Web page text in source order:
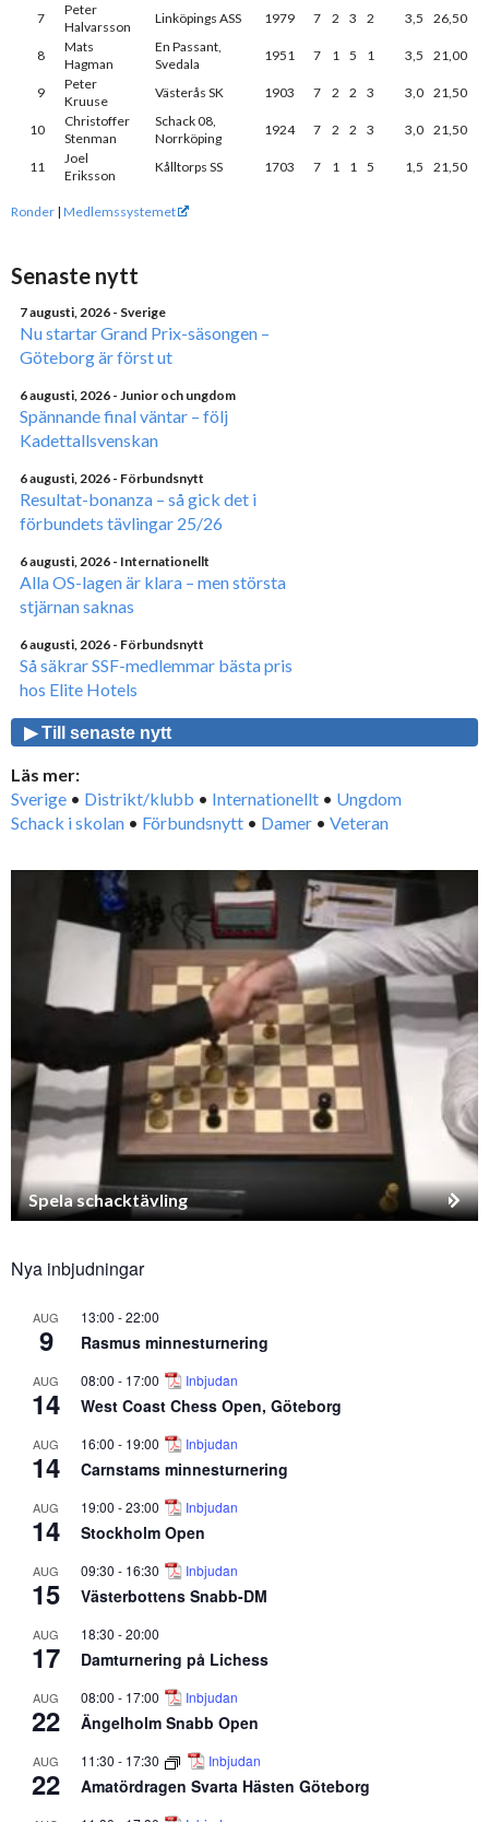
7
Peter
Halvarsson
Linköpings ASS 1979 7 2 3 2 3,5 26,50
8
Mats
Hagman
En Passant,
Svedala
1951 7 1 5 1 3,5 21,00
9
Peter
Kruuse
Västerås SK 1903 7 2 2 3 3,0 21,50
10
Christoffer
Stenman
Schack 08,
Norrköping
1924 7 2 2 3 3,0 21,50
11
Joel
Eriksson
Kålltorps SS 1703 7 1 1 5 1,5 21,50
Ronder | Medlemssystemet
Senaste nytt
7 augusti, 2026 - Sverige
Nu startar Grand Prix-säsongen –
Göteborg är först ut
6 augusti, 2026 - Junior och ungdom
Spännande final väntar – följ
Kadettallsvenskan
6 augusti, 2026 - Förbundsnytt
Resultat-bonanza – så gick det i
förbundets tävlingar 25/26
6 augusti, 2026 - Internationellt
Alla OS-lagen är klara – men största
stjärnan saknas
6 augusti, 2026 - Förbundsnytt
Så säkrar SSF-medlemmar bästa pris
hos Elite Hotels
▶ Till senaste nytt
Läs mer:
Sverige • Distrikt/klubb • Internationellt • Ungdom
Schack i skolan • Förbundsnytt • Damer • Veteran
Spela schacktävling
Nya inbjudningar
AUG
9
13:00 -22:00
Rasmus minnesturnering
AUG
14
08:00 - 17:00 Inbjudan
West Coast Chess Open, Göteborg
AUG
14
16:00 - 19:00 Inbjudan
Carnstams minnesturnering
AUG
14
19:00 -23:00 Inbjudan
Stockholm Open
AUG
15
09:30 - 16:30 Inbjudan
Västerbottens Snabb-DM
AUG
17
18:30 -20:00
Damturnering på Lichess
AUG
22
08:00 - 17:00 Inbjudan
Ängelholm Snabb Open
AUG
22
11:30 - 17:30 Inbjudan
Amatördragen Svarta Hästen Göteborg